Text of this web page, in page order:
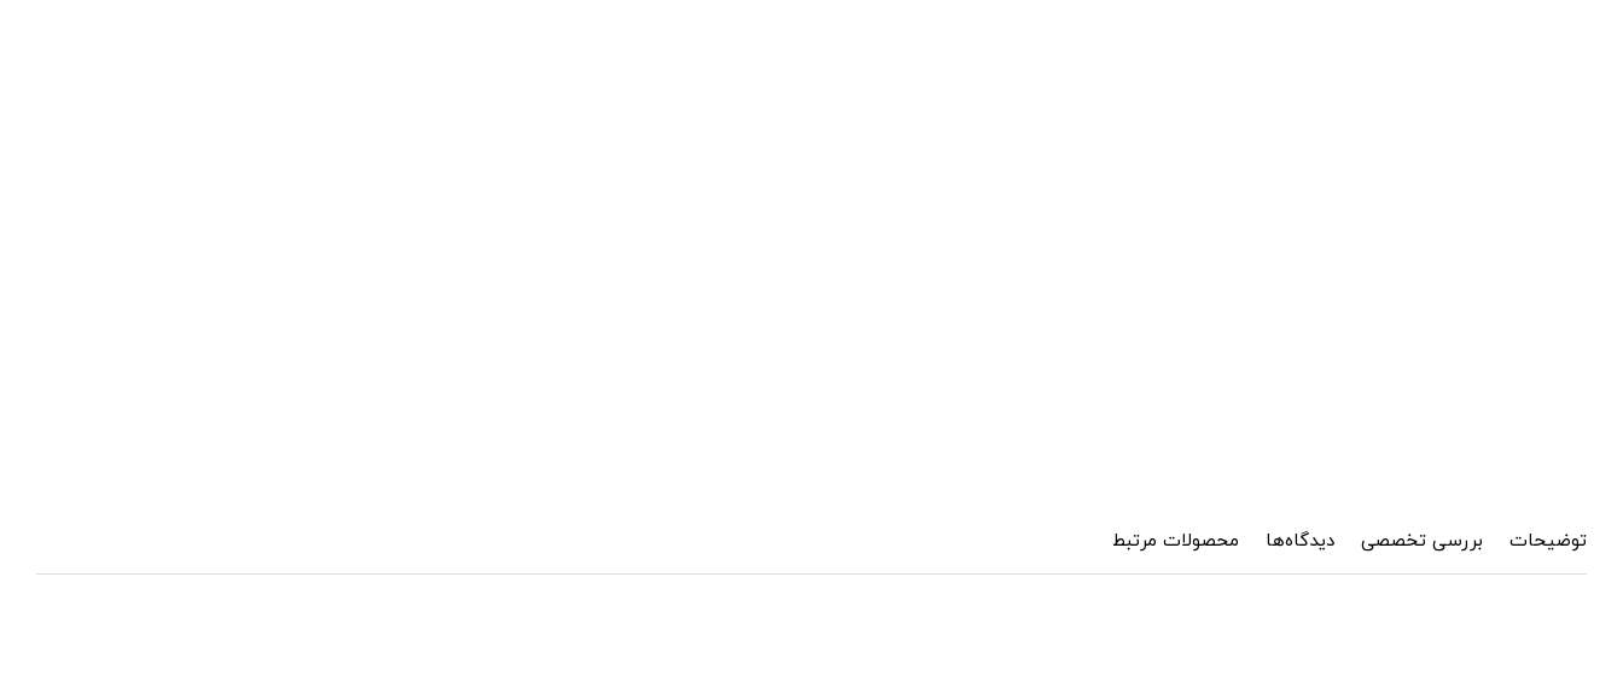
توضیحات بررسی تخصصی دیدگاه‌ها محصولات مرتبط